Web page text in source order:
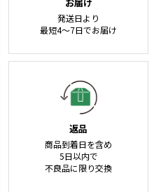
発送日より
最短4～7日でお届け
返品
商品到着日を含め
5日以内で
不良品に限り交換